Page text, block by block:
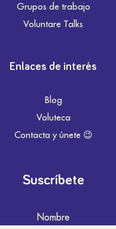
Grupos de trabajo
Voluntare Talks
Enlaces de interés
Blog
Voluteca
Contacta y únete 😉
Suscríbete
Nombre